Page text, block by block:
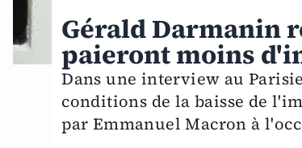
Gérald Darmanin
paieront moins
Dans une interview au
conditions de la baisse de
par Emmanuel Macron à